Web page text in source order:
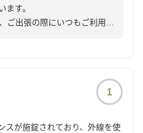
ます。
ご出張の際にいつもご利用い
。
ようで、大変嬉しく思いま
目指して努力してまいりま
1
スが施錠されており、外線を使